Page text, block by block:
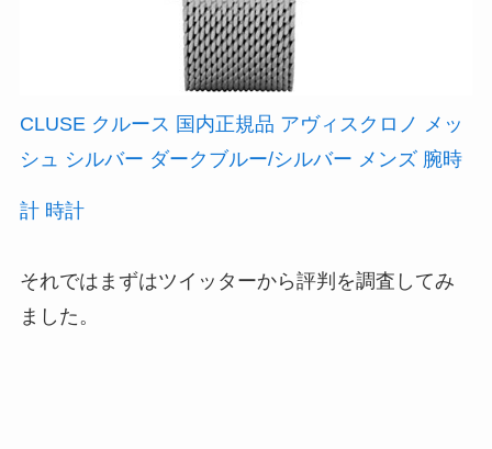
CLUSE クルース 国内正規品 アヴィスクロノ メッ
シュ シルバー ダークブルー/シルバー メンズ 腕時
計 時計
それではまずはツイッターから評判を調査してみ
ました。